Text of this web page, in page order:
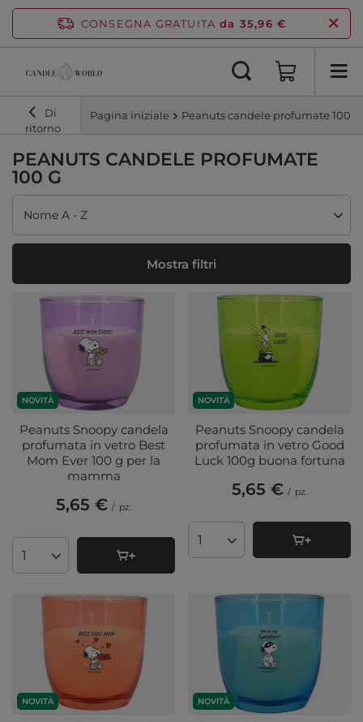
CONSEGNA GRATUITA da 35,96 €
Di
ritorno
Pagina iniziale Peanuts candele profumate 100 g
PEANUTS CANDELE PROFUMATE
100 G
Modifica ordinamento
Nome A - Z
Mostra filtri
NOVITÀ
Peanuts Snoopy candela
profumata in vetro Best
Mom Ever 100 g per la
mamma
5,65 € / pz.
Quantità di prodotti
NOVITÀ
Peanuts Snoopy candela
profumata in vetro Good
Luck 100g buona fortuna
5,65 € / pz.
Quantità di prodotti
NOVITÀ NOVITÀ